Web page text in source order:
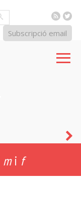
RSS
Subscripció email
mi f